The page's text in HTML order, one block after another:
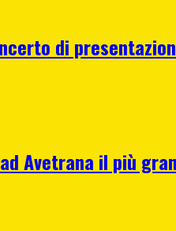
di
Avetrana il più